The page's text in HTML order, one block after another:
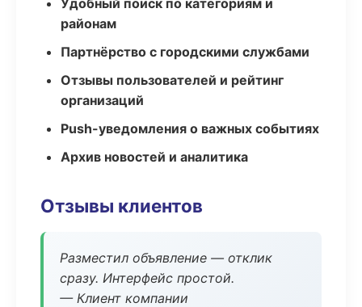
Удобный поиск по категориям и
районам
Партнёрство с городскими службами
Отзывы пользователей и рейтинг
организаций
Push-уведомления о важных событиях
Архив новостей и аналитика
Отзывы клиентов
Разместил объявление — отклик
сразу. Интерфейс простой.
— Клиент компании